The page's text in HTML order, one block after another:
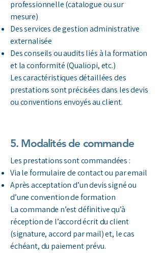
professionnelle (catalogue ou sur
mesure)
Des services de gestion administrative
externalisée
Des conseils ou audits liés à la formation
et la conformité (Qualiopi, etc.)
Les caractéristiques détaillées des
prestations sont précisées dans les devis
ou conventions envoyés au client.
5. Modalités de commande
Les prestations sont commandées :
Via le formulaire de contact ou par email
Après acceptation d’un devis signé ou
d’une convention de formation
La commande n’est définitive qu’à
réception de l’accord écrit du client
(signature, accord par mail) et, le cas
échéant, du paiement prévu.